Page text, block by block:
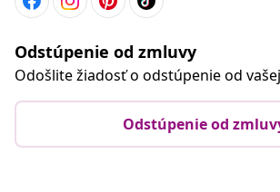
Odstúpenie od zmluvy
Odošlite žiadosť o odstúpenie od
Odstúpenie od